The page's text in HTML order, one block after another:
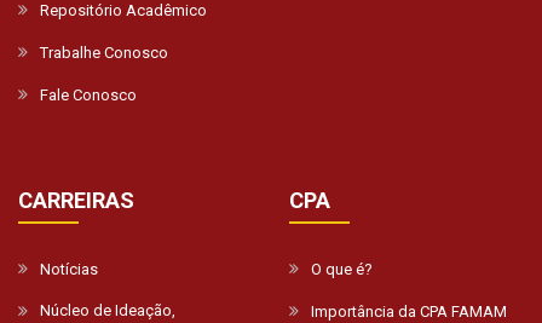
Repositório Acadêmico
Trabalhe Conosco
Fale Conosco
CARREIRAS
Notícias
Núcleo de Ideação,
CPA
O que é?
Importância da CPA FAMAM